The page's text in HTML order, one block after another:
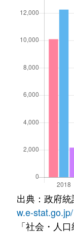
出典：政府
w.e-stat.go.jp/
「社会・人